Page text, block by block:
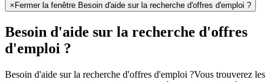
× Fermer la fenêtre Besoin d'aide sur la recherche d'offres d'emploi ?
Besoin d'aide sur la recherche d'offres
d'emploi ?
Besoin d'aide sur la recherche d'offres d'emploi ?Vous trouverez les